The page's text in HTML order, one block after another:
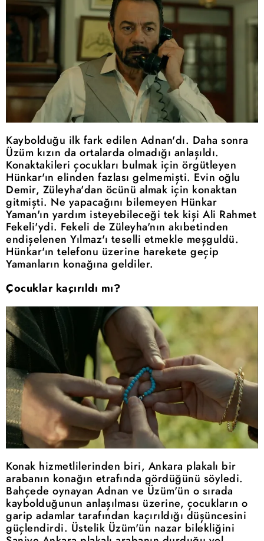
Kaybolduğu ilk fark edilen Adnan'dı. Daha sonra
Üzüm kızın da ortalarda olmadığı anlaşıldı.
Konaktakileri çocukları bulmak için örgütleyen
Hünkar'ın elinden fazlası gelmemişti. Evin oğlu
Demir, Züleyha'dan öcünü almak için konaktan
gitmişti. Ne yapacağını bilemeyen Hünkar
Yaman'ın yardım isteyebileceği tek kişi Ali Rahmet
Fekeli'ydi. Fekeli de Züleyha'nın akıbetinden
endişelenen Yılmaz'ı teselli etmekle meşguldü.
Hünkar'ın telefonu üzerine harekete geçip
Yamanların konağına geldiler.
Çocuklar kaçırıldı mı?
Konak hizmetlilerinden biri, Ankara plakalı bir
arabanın konağın etrafında gördüğünü söyledi.
Bahçede oynayan Adnan ve Üzüm'ün o sırada
kaybolduğunun anlaşılması üzerine, çocukların o
garip adamlar tarafından kaçırıldığı düşüncesini
güçlendirdi. Üstelik Üzüm'ün nazar bilekliğini